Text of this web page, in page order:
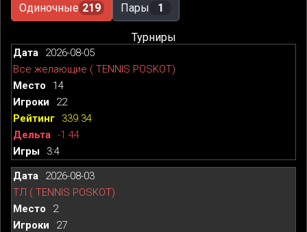
Одиночные 219 Пары 1
Турниры
2026-08-05
Все желающие ( TENNIS POSKOT)
14
22
339.34
-1.44
3:4
2026-08-03
ТЛ ( TENNIS POSKOT)
2
27